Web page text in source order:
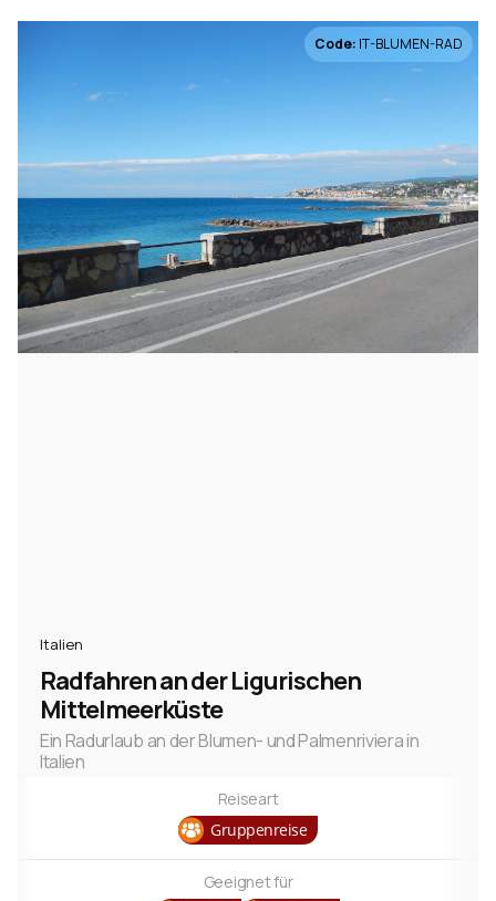
Code: IT-BLUMEN-RAD
Italien
Radfahren an der Ligurischen
Mittelmeerküste
Ein Radurlaub an der Blumen- und Palmenriviera in
Italien
Reiseart
Gruppenreise
Geeignet für